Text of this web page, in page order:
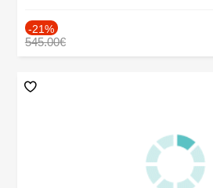
-21%
545.00€